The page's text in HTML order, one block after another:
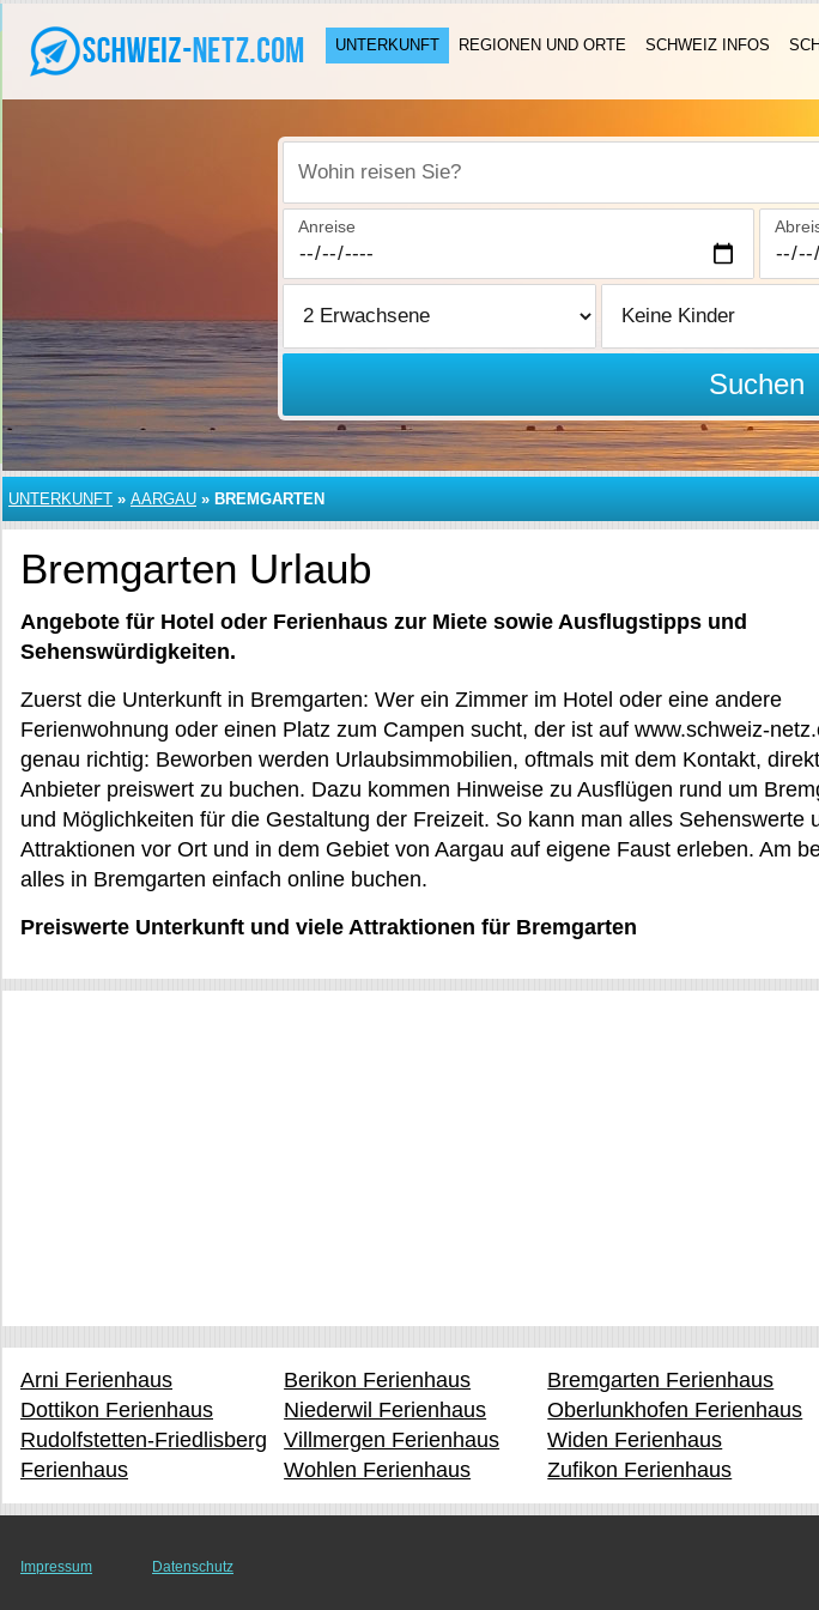
UNTERKUNFT REGIONEN UND ORTE SCHWEIZ INFOS
Wohin reisen Sie?
Anreise
Suchen
UNTERKUNFT » AARGAU » BREMGARTEN
Bremgarten Urlaub
Angebote für Hotel oder Ferienhaus zur Miete sowie Ausflugstipps und
Sehenswürdigkeiten.
Zuerst die Unterkunft in Bremgarten: Wer ein Zimmer im Hotel oder eine andere
Ferienwohnung oder einen Platz zum Campen sucht, der ist auf www.schweiz-
genau richtig: Beworben werden Urlaubsimmobilien, oftmals mit dem Kontakt,
Anbieter preiswert zu buchen. Dazu kommen Hinweise zu Ausflügen rund um
und Möglichkeiten für die Gestaltung der Freizeit. So kann man alles Sehenswerte
Attraktionen vor Ort und in dem Gebiet von Aargau auf eigene Faust erleben. Am
alles in Bremgarten einfach online buchen.
Preiswerte Unterkunft und viele Attraktionen für Bremgarten
Arni Ferienhaus Berikon Ferienhaus
Bremgarten Ferienhaus
Dottikon Ferienhaus
Niederwil Ferienhaus
Oberlunkhofen Ferienhaus
Rudolfstetten-Friedlisberg
Ferienhaus
Villmergen Ferienhaus
Widen Ferienhaus
Wohlen Ferienhaus
Zufikon Ferienhaus
Impressum Datenschutz